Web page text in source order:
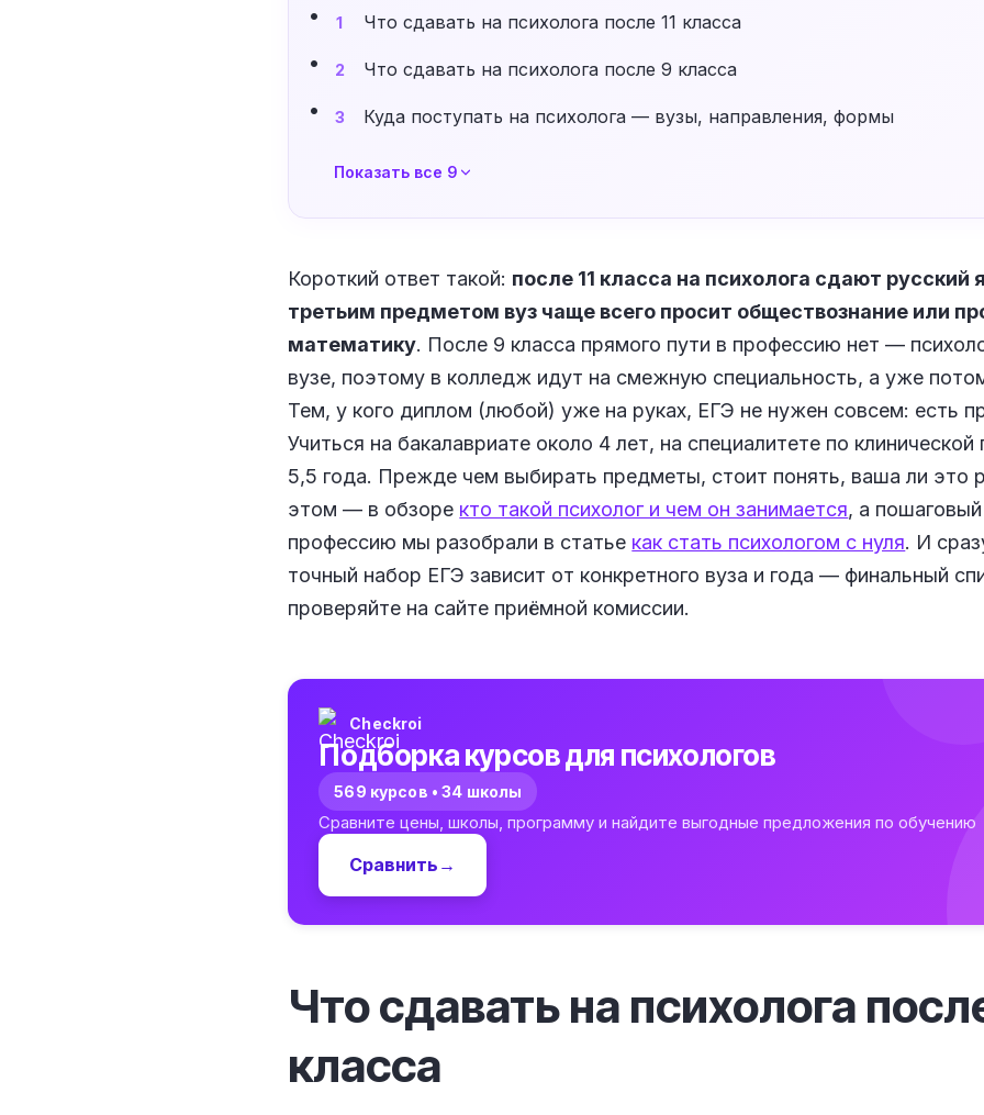
1 Что сдавать на психолога после 11 класса
2 Что сдавать на психолога после 9 класса
3 Куда поступать на психолога — вузы, направления, формы
Показать все 9
Короткий ответ такой: после 11 класса на психолога сдают русский
третьим предметом вуз чаще всего просит обществознание или
математику. После 9 класса прямого пути в профессию нет —
вузе, поэтому в колледж идут на смежную специальность, а уже
Тем, у кого диплом (любой) уже на руках, ЕГЭ не нужен совсем: есть
Учиться на бакалавриате около 4 лет, на специалитете по
5,5 года. Прежде чем выбирать предметы, стоит понять, ваша ли это
этом — в обзоре кто такой психолог и чем он занимается, а
профессию мы разобрали в статье как стать психологом с нуля. И
точный набор ЕГЭ зависит от конкретного вуза и года — финальный
проверяйте на сайте приёмной комиссии.
Checkroi
Подборка курсов для психологов
569 курсов • 34 школы
Сравните цены, школы, программу и найдите выгодные предложения по обучению
Сравнить →
Что сдавать на психолога
класса